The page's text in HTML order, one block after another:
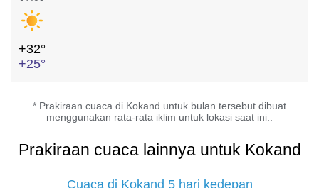
+32°
+25°
* Prakiraan cuaca di Kokand untuk bulan tersebut dibuat
menggunakan rata-rata iklim untuk lokasi saat ini..
Prakiraan cuaca lainnya untuk Kokand
Cuaca di Kokand 5 hari kedepan